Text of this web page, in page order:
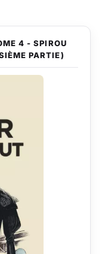
4 - SPIROU
PARTIE)